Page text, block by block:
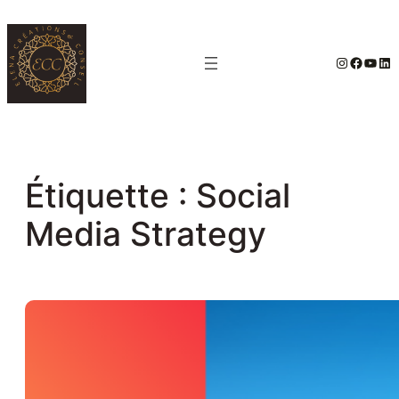
au
contenu
#
Étiquette : Social
Media Strategy